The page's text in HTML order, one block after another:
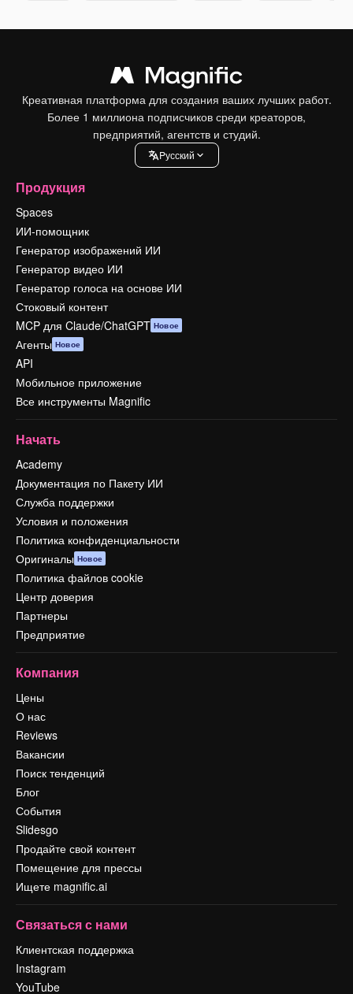
Креативная платформа для создания ваших лучших работ.
Более 1 миллиона подписчиков среди креаторов,
предприятий, агентств и студий.
Pусский
Продукция
Spaces
ИИ-помощник
Генератор изображений ИИ
Генератор видео ИИ
Генератор голоса на основе ИИ
Стоковый контент
MCP для Claude/ChatGPT Новое
Агенты Новое
API
Мобильное приложение
Все инструменты Magnific
Начать
Academy
Документация по Пакету ИИ
Служба поддержки
Условия и положения
Политика конфиденциальности
Оригиналы Новое
Политика файлов cookie
Центр доверия
Партнеры
Предприятие
Компания
Цены
О нас
Reviews
Вакансии
Поиск тенденций
Блог
События
Slidesgo
Продайте свой контент
Помещение для прессы
Ищете magnific.ai
Связаться с нами
Клиентская поддержка
Instagram
YouTube